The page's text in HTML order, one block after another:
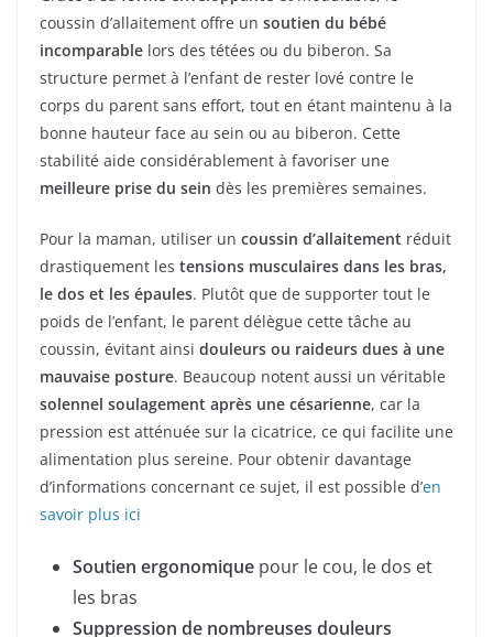
coussin d’allaitement offre un soutien du bébé
incomparable lors des tétées ou du biberon. Sa
structure permet à l’enfant de rester lové contre le
corps du parent sans effort, tout en étant maintenu à la
bonne hauteur face au sein ou au biberon. Cette
stabilité aide considérablement à favoriser une
meilleure prise du sein dès les premières semaines.
Pour la maman, utiliser un coussin d’allaitement réduit
drastiquement les tensions musculaires dans les bras,
le dos et les épaules. Plutôt que de supporter tout le
poids de l’enfant, le parent délègue cette tâche au
coussin, évitant ainsi douleurs ou raideurs dues à une
mauvaise posture. Beaucoup notent aussi un véritable
solennel soulagement après une césarienne, car la
pression est atténuée sur la cicatrice, ce qui facilite une
alimentation plus sereine. Pour obtenir davantage
d’informations concernant ce sujet, il est possible d’en
savoir plus ici
Soutien ergonomique pour le cou, le dos et
les bras
Suppression de nombreuses douleurs